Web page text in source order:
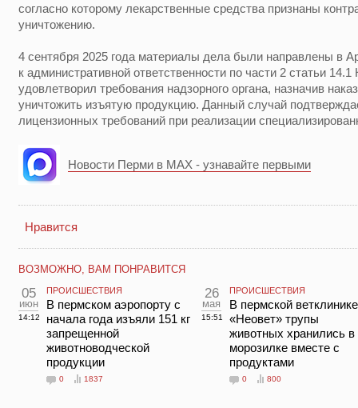
согласно которому лекарственные средства признаны
уничтожению.
4 сентября 2025 года материалы дела были направлены в
к административной ответственности по части 2 статьи
удовлетворил требования надзорного органа, назначив
уничтожить изъятую продукцию. Данный случай
лицензионных требований при реализации
Новости Перми в MAX - узнавайте первыми
Нравится
ВОЗМОЖНО, ВАМ ПОНРАВИТСЯ
05
июн
14:12
ПРОИСШЕСТВИЯ
В пермском аэропорту с
начала года изъяли 151 кг
запрещенной
животноводческой
продукции
0 1837
26
мая
15:51
ПРОИСШЕСТВИЯ
В пермской ветклинике
«Неовет» трупы
животных хранились в
морозилке вместе с
продуктами
0 800